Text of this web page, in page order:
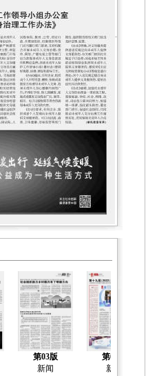
第03版
新闻
第04版
新闻